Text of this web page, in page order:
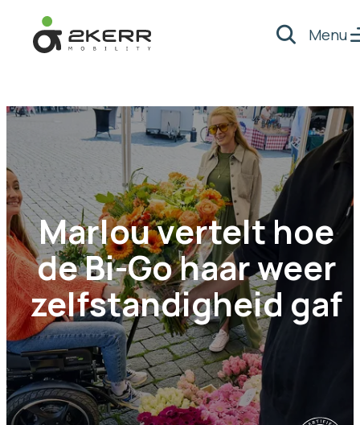
Zoeken
Menu
Marlou vertelt hoe
de Bi-Go haar weer
zelfstandigheid gaf